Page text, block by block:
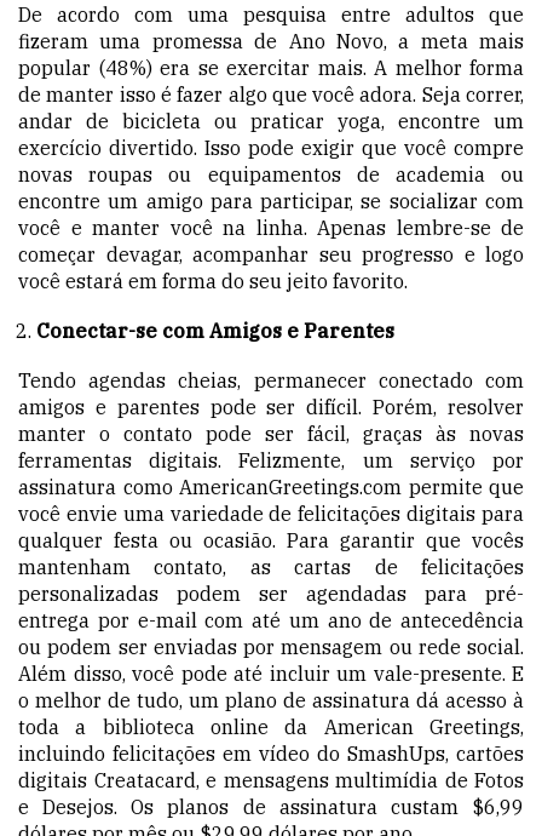
De acordo com uma pesquisa entre adultos que
fizeram uma promessa de Ano Novo, a meta mais
popular (48%) era se exercitar mais. A melhor forma
de manter isso é fazer algo que você adora. Seja correr,
andar de bicicleta ou praticar yoga, encontre um
exercício divertido. Isso pode exigir que você compre
novas roupas ou equipamentos de academia ou
encontre um amigo para participar, se socializar com
você e manter você na linha. Apenas lembre-se de
começar devagar, acompanhar seu progresso e logo
você estará em forma do seu jeito favorito.
Conectar-se com Amigos e Parentes
Tendo agendas cheias, permanecer conectado com
amigos e parentes pode ser difícil. Porém, resolver
manter o contato pode ser fácil, graças às novas
ferramentas digitais. Felizmente, um serviço por
assinatura como AmericanGreetings.com permite que
você envie uma variedade de felicitações digitais para
qualquer festa ou ocasião. Para garantir que vocês
mantenham contato, as cartas de felicitações
personalizadas podem ser agendadas para pré-
entrega por e-mail com até um ano de antecedência
ou podem ser enviadas por mensagem ou rede social.
Além disso, você pode até incluir um vale-presente. E
o melhor de tudo, um plano de assinatura dá acesso à
toda a biblioteca online da American Greetings,
incluindo felicitações em vídeo do SmashUps, cartões
digitais Creatacard, e mensagens multimídia de Fotos
e Desejos. Os planos de assinatura custam $6,99